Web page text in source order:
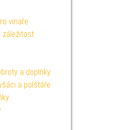
vinaře
záležitost
a doplňky
a polštáře